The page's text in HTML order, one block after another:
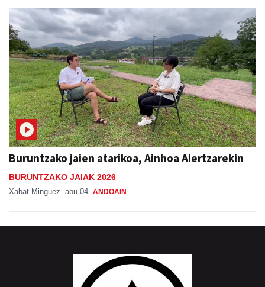
Buruntzako jaien atarikoa, Ainhoa Aiertzarekin
BURUNTZAKO JAIAK 2026
Xabat Minguez abu 04 ANDOAIN